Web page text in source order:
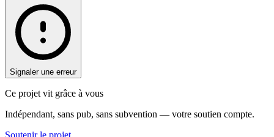
Signaler une erreur
Ce projet vit grâce à vous
Indépendant, sans pub, sans subvention — votre soutien compte.